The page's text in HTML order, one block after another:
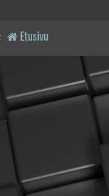
Etusivu